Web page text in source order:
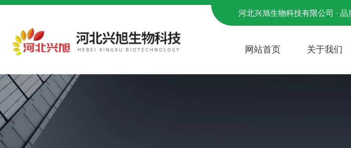
河北兴旭生物科技有限公司 · 品
网站首页 关于我们